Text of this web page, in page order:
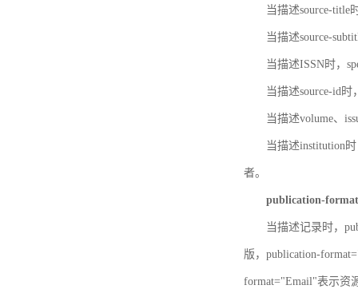
当描述source-title
当描述source-
当描述ISSN时，
当描述source-id
当描述volume、
当描述institution
者。
publication-format
当描述记录时，
版，publication-
format="Email"表示资